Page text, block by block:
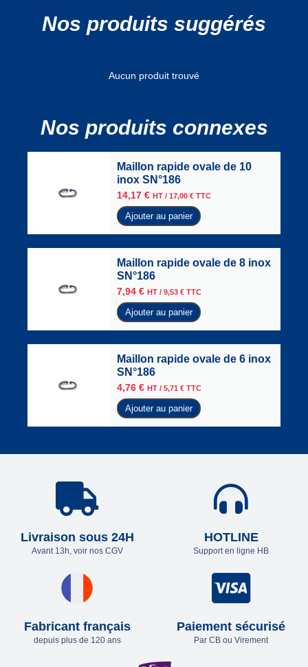
Nos produits suggérés
Aucun produit trouvé
Nos produits connexes
Maillon rapide ovale de 10
inox SN°186
14,17 € HT / 17,00 € TTC
Ajouter au panier
Maillon rapide ovale de 8 inox
SN°186
7,94 € HT / 9,53 € TTC
Ajouter au panier
Maillon rapide ovale de 6 inox
SN°186
4,76 € HT / 5,71 € TTC
Ajouter au panier
Livraison sous 24H
Avant 13h, voir nos CGV
HOTLINE
Support en ligne HB
Fabricant français
depuis plus de 120 ans
Paiement sécurisé
Par CB ou Virement